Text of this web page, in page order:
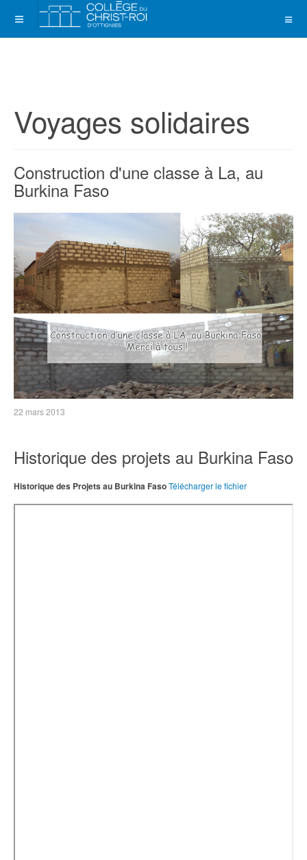
Voyages solidaires
Construction d'une classe à La, au
Burkina Faso
22 mars 2013
Historique des projets au Burkina Faso
Historique des Projets au Burkina FasoTélécharger le fichier